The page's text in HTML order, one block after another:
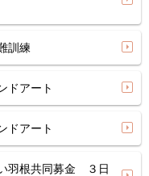
訓練
アート
アート
羽根共同募金 ３日